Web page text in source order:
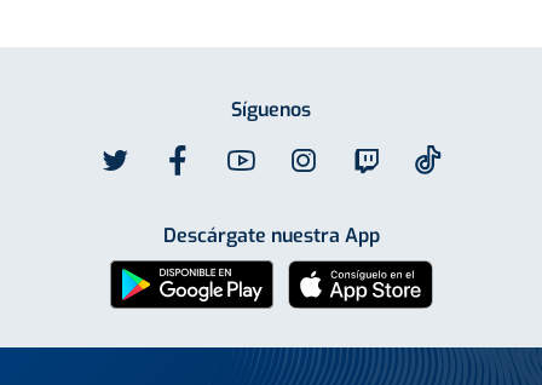
Síguenos
Descárgate nuestra App